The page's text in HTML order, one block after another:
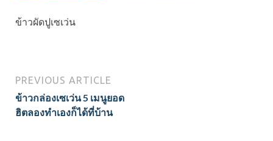
ข้าวผัดปูเซเว่น
PREVIOUS ARTICLE
ข้าวกล่องเซเว่น 5 เมนูยอด
ฮิตลองทำเองก็ได้ที่บ้าน